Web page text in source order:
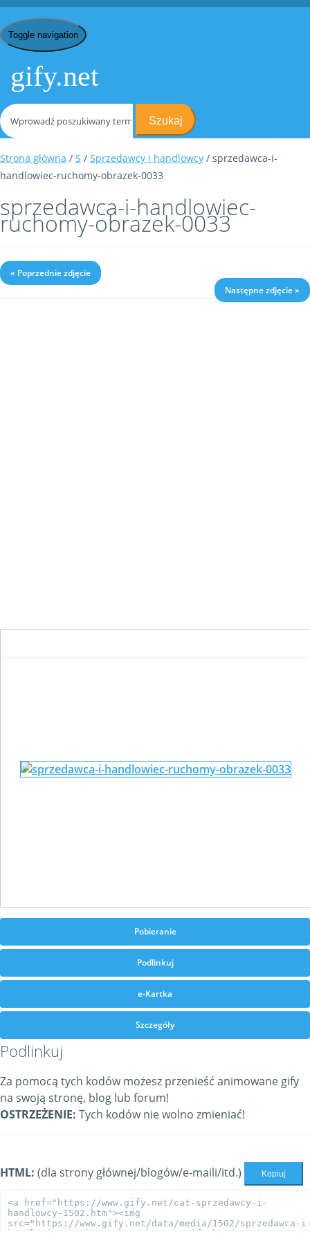
Toggle navigation
gify.net
Szukaj
Strona główna / S / Sprzedawcy i handlowcy / sprzedawca-i-
handlowiec-ruchomy-obrazek-0033
sprzedawca-i-handlowiec-
ruchomy-obrazek-0033
« Poprzednie zdjęcie
Następne zdjęcie »
Pobieranie
Podlinkuj
e-Kartka
Szczegóły
Podlinkuj
Za pomocą tych kodów możesz przenieść animowane gify
na swoją stronę, blog lub forum!
OSTRZEŻENIE: Tych kodów nie wolno zmieniać!
HTML: (dla strony głównej/blogów/e-maili/itd.) Kopiuj